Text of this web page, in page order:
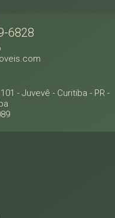
6828
- Juvevê - Curitiba - PR -